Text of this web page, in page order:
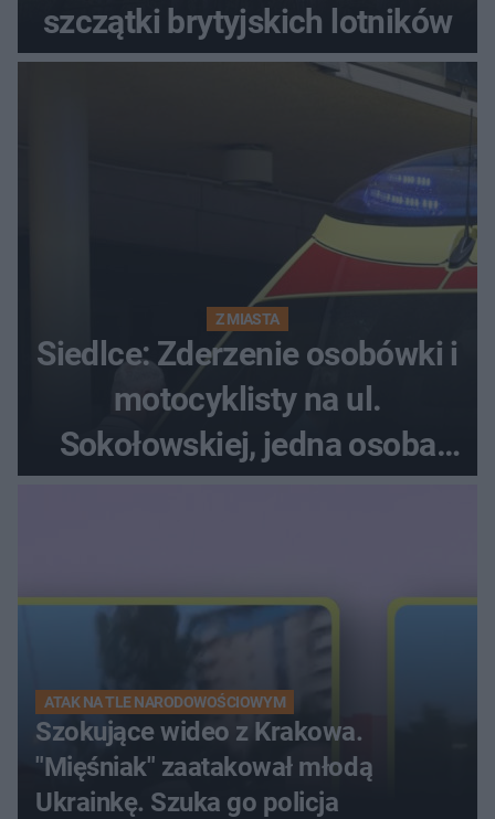
szczątki brytyjskich lotników
Z MIASTA
Siedlce: Zderzenie osobówki i
motocyklisty na ul.
Sokołowskiej, jedna osoba
ranna!
ATAK NA TLE NARODOWOŚCIOWYM
Szokujące wideo z Krakowa.
"Mięśniak" zaatakował młodą
Ukrainkę. Szuka go policja